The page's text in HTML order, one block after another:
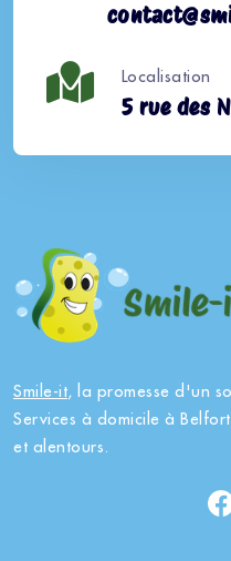
Localisation
5 rue des
Smile-it, la promesse d'un
Services à domicile à
et alentours.